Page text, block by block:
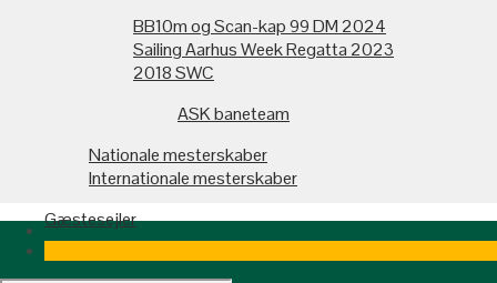
BB10m og Scan-kap 99 DM 2024
Sailing Aarhus Week Regatta 2023
2018 SWC
ASK baneteam
Nationale mesterskaber
Internationale mesterskaber
Gæstesejler